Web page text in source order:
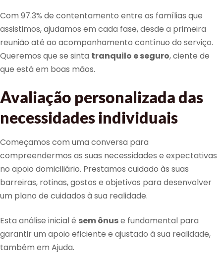
Com 97.3% de contentamento entre as famílias que
assistimos, ajudamos em cada fase, desde a primeira
reunião até ao acompanhamento contínuo do serviço.
Queremos que se sinta tranquilo e seguro, ciente de
que está em boas mãos.
Avaliação personalizada das
necessidades individuais
Começamos com uma conversa para
compreendermos as suas necessidades e expectativas
no apoio domiciliário. Prestamos cuidado às suas
barreiras, rotinas, gostos e objetivos para desenvolver
um plano de cuidados à sua realidade.
Esta análise inicial é sem ônuse fundamental para
garantir um apoio eficiente e ajustado à sua realidade,
também em Ajuda.